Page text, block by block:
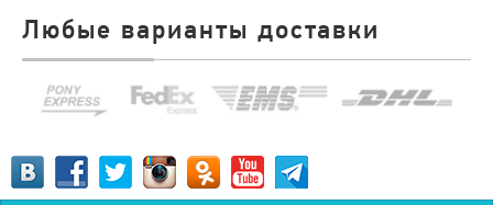
Любые варианты доставки